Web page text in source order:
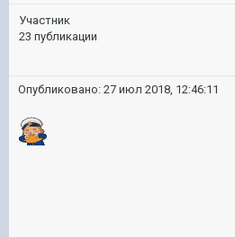
Участник
23 публикации
Опубликовано: 27 июл 2018, 12:46:11